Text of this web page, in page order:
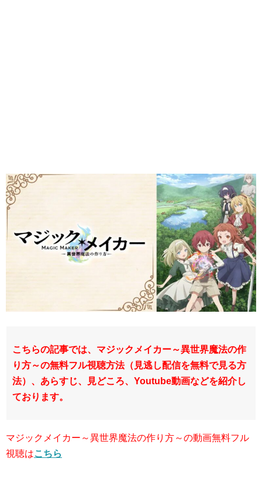
こちらの記事では、マジックメイカー～異世界魔法の作
り方～の無料フル視聴方法（見逃し配信を無料で見る方
法）、あらすじ、見どころ、Youtube動画などを紹介し
ております。
マジックメイカー～異世界魔法の作り方～の動画無料フル
視聴はこちら